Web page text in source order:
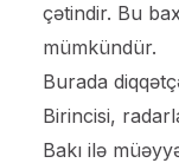
çətindir. Bu
mümkündür.
Burada
Birincisi,
Bakı ilə